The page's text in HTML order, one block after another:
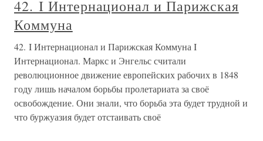
42. I Интернационал и Парижская
Коммуна
42. I Интернационал и Парижская Коммуна I
Интернационал. Маркс и Энгельс считали
революционное движение европейских рабочих в 1848
году лишь началом борьбы пролетариата за своё
освобождение. Они знали, что борьба эта будет трудной и
что буржуазия будет отстаивать своё